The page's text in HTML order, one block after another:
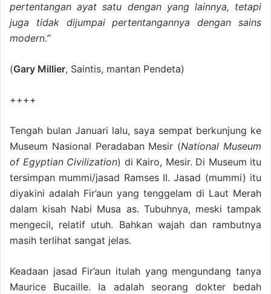
pertentangan ayat satu dengan yang lainnya, tetapi
juga tidak dijumpai pertentangannya dengan sains
modern.”
(Gary Millier, Saintis, mantan Pendeta)
++++
Tengah bulan Januari lalu, saya sempat berkunjung ke
Museum Nasional Peradaban Mesir (National Museum
of Egyptian Civilization) di Kairo, Mesir. Di Museum itu
tersimpan mummi/jasad Ramses II. Jasad (mummi) itu
diyakini adalah Fir’aun yang tenggelam di Laut Merah
dalam kisah Nabi Musa as. Tubuhnya, meski tampak
mengecil, relatif utuh. Bahkan wajah dan rambutnya
masih terlihat sangat jelas.
Keadaan jasad Fir’aun itulah yang mengundang tanya
Maurice Bucaille. Ia adalah seorang dokter bedah